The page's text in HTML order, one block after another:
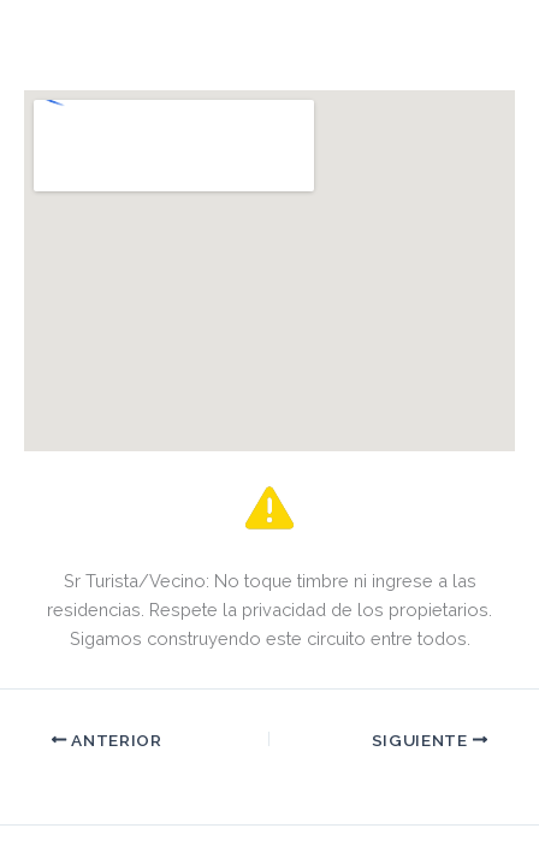
Sr Turista/Vecino: No toque timbre ni ingrese a las
residencias. Respete la privacidad de los propietarios.
Sigamos construyendo este circuito entre todos.
ANTERIOR SIGUIENTE